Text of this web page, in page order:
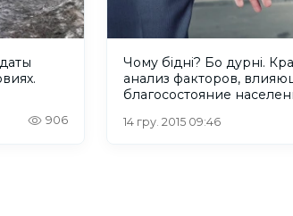
906
Чому бідні? Бо дурні.
анализ факторов,
благосостояние
14 гру. 2015 09:46